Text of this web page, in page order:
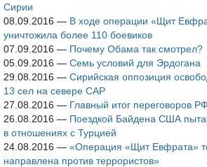
Сирии
08.09.2016 — В ходе операции «Щит
уничтожила более 110 боевиков
07.09.2016 — Почему Обама так смотрел?
05.09.2016 — Cемь условий для Эрдогана
29.08.2016 — Сирийская оппозиция
13 сел на севере САР
27.08.2016 — Главный итог переговоров
26.08.2016 — Поездкой Байдена США
в отношениях с Турцией
24.08.2016 — «Операция «Щит Евфрата»
направлена против террористов»